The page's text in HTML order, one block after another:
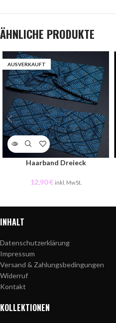
ÄHNLICHE PRODUKTE
AUSVERKAUFT
Haarband Dreieck
12,90€ inkl. MwSt.
INHALT
Datenschutzerklärung
Impressum
Versand & Zahlungsbedingungen
Widerruf
Kontakt
KOLLEKTIONEN